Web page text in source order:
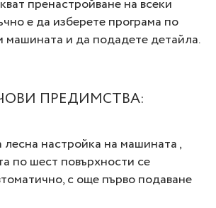
пренастройване на всеки
е да изберете програма по
машината и да подадете детайла.
ПРЕДИМСТВА:
настройка на машината ,
по шест повърхности се
с още първо подаване